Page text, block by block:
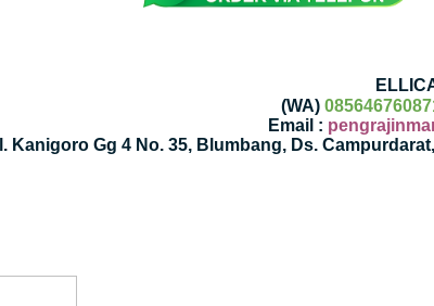
(WA)
Email :
Kanigoro Gg 4 No. 35, Blumbang, Ds.